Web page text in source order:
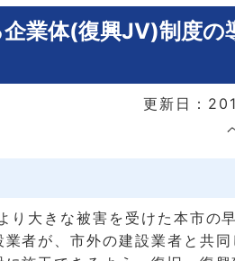
業体(復興JV)制度の
更新日：
大きな被害を受けた本市の
者が、市外の建設業者と共同